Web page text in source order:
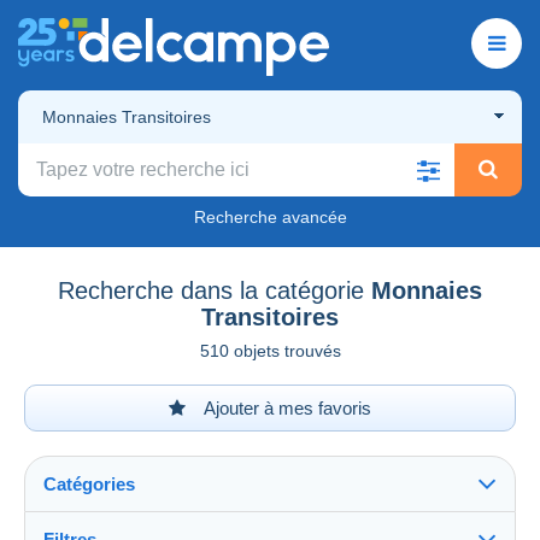
Monnaies Transitoires
Recherche avancée
Recherche dans la catégorie Monnaies
Transitoires
510 objets trouvés
Ajouter à mes favoris
Catégories